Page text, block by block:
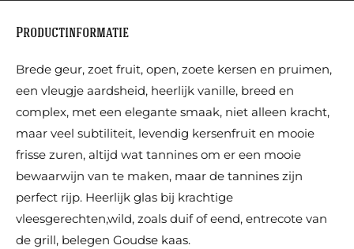
Productinformatie
Brede geur, zoet fruit, open, zoete kersen en pruimen,
een vleugje aardsheid, heerlijk vanille, breed en
complex, met een elegante smaak, niet alleen kracht,
maar veel subtiliteit, levendig kersenfruit en mooie
frisse zuren, altijd wat tannines om er een mooie
bewaarwijn van te maken, maar de tannines zijn
perfect rijp. Heerlijk glas bij krachtige
vleesgerechten,wild, zoals duif of eend, entrecote van
de grill, belegen Goudse kaas.